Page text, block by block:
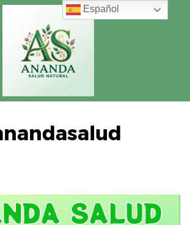
Español